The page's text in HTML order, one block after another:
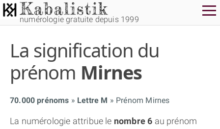
numérologie gratuite depuis 1999
La signification du
prénom Mirnes
70.000 prénoms Lettre M Prénom Mirnes
La numérologie attribue le nombre 6 au prénom
THÈME GRATUIT